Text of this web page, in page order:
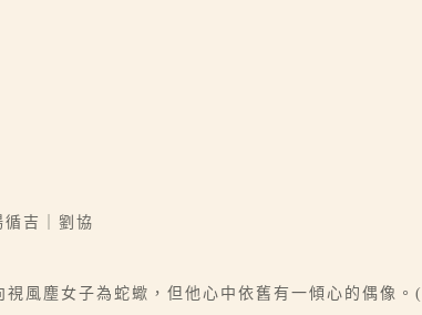
吉｜劉協
風塵女子為蛇蠍，但他心中依舊有一傾心的偶像